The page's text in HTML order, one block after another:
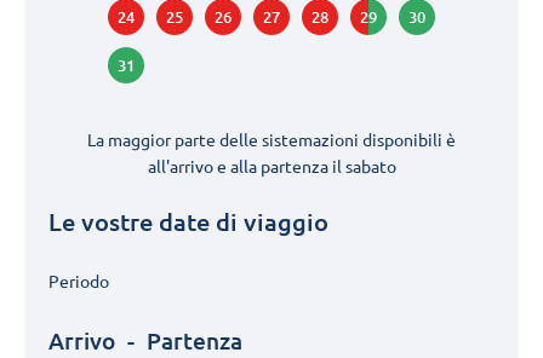
La maggior parte delle sistemazioni disponibili è
all'arrivo e alla partenza il sabato
Le vostre date di viaggio
Periodo
Arrivo - Partenza
24 25 26 27 28 29 30
31